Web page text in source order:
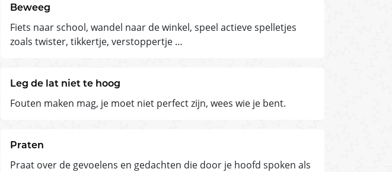
Beweeg
Fiets naar school, wandel naar de winkel, speel actieve spelletjes
zoals twister, tikkertje, verstoppertje …
Leg de lat niet te hoog
Fouten maken mag, je moet niet perfect zijn, wees wie je bent.
Praten
Praat over de gevoelens en gedachten die door je hoofd spoken als